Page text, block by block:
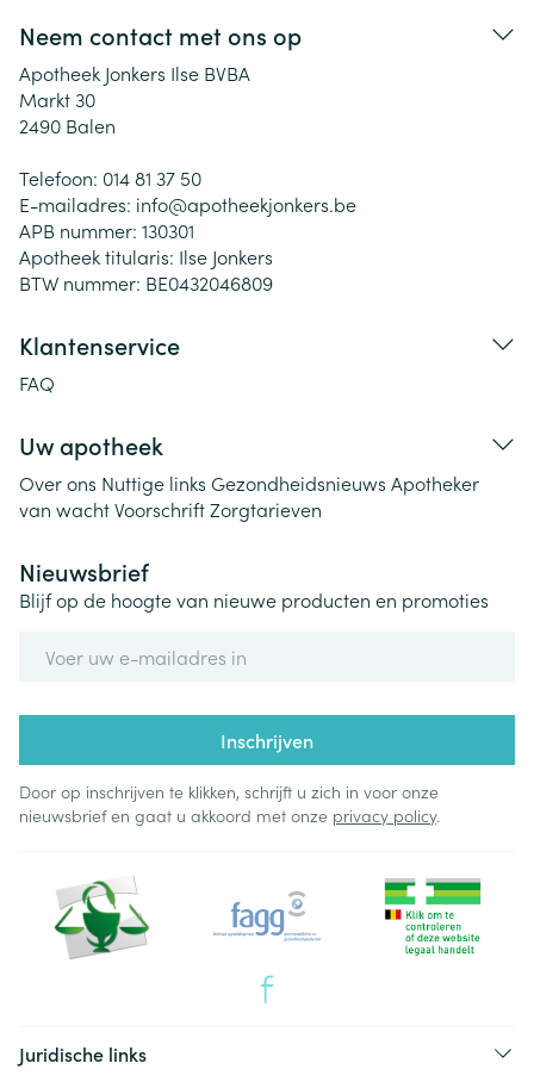
Neem contact met ons op
Apotheek Jonkers Ilse BVBA
Markt 30
2490 Balen
Telefoon: 014 81 37 50
E-mailadres: info@apotheekjonkers.be
APB nummer: 130301
Apotheek titularis: Ilse Jonkers
BTW nummer: BE0432046809
Klantenservice
FAQ
Uw apotheek
Over ons Nuttige links Gezondheidsnieuws Apotheker
van wachtVoorschriftZorgtarieven
Nieuwsbrief
Blijf op de hoogte van nieuwe producten en promoties
Inschrijven
Door op inschrijven te klikken, schrijft u zich in voor onze
nieuwsbrief en gaat u akkoord met onze privacy policy.
Juridische links